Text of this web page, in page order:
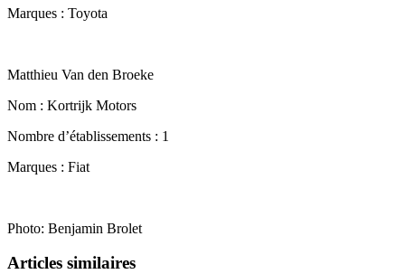
Marques : Toyota
Matthieu Van den Broeke
Nom : Kortrijk Motors
Nombre d’établissements : 1
Marques : Fiat
Photo: Benjamin Brolet
Articles similaires